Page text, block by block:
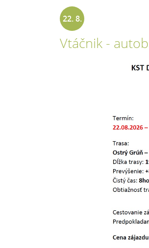
22. 8.
2026
Vtáčnik -